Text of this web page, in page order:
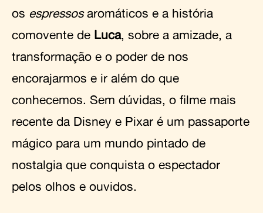
os espressosaromáticos e a história
comovente de Luca, sobre a amizade, a
transformação e o poder de nos
encorajarmos e ir além do que
conhecemos. Sem dúvidas, o filme mais
recente da Disney e Pixar é um passaporte
mágico para um mundo pintado de
nostalgia que conquista o espectador
pelos olhos e ouvidos.